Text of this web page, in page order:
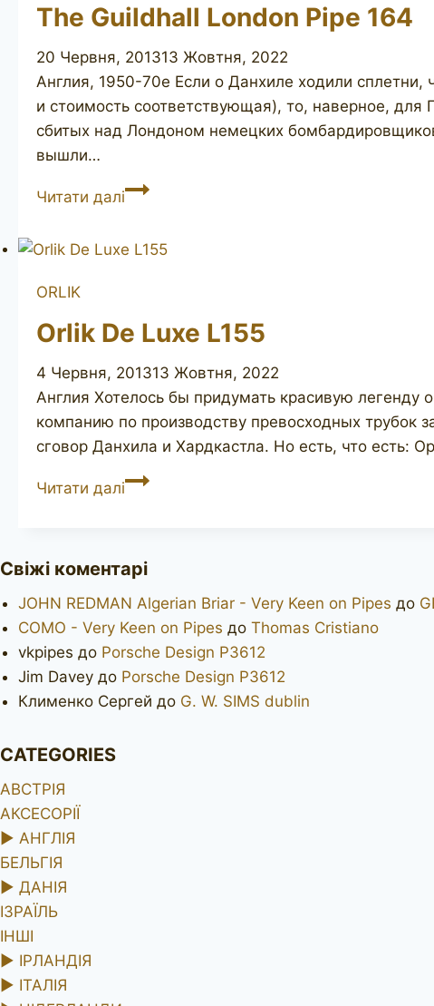
The Guildhall London Pipe 164
20 Червня, 201313 Жовтня, 2022
Англия, 1950-70е Eсли о Данхиле ходили
и стоимость соответствующая), то, наверное,
сбитых над Лондоном немецких
вышли…
Читати даліThe
Pipe
ORLIK
Orlik De Luxe L155
4 Червня, 201313 Жовтня, 2022
Англия Хотелось бы придумать красивую
компанию по производству превосходных трубок
сговор Данхила и Хардкастла. Но есть, что есть:
Читати даліOrlik
Свіжі коментарі
JOHN REDMAN Algerian Briar - Very Keen on Pipes до
COMO - Very Keen on Pipes до Thomas Cristiano
vkpipes до Porsche Design P3612
Jim Davey до Porsche Design P3612
Клименко Сергей до G. W. SIMS dublin
CATEGORIES
АВСТРІЯ
АКСЕСОРІЇ
► АНГЛІЯ
БЕЛЬГІЯ
► ДАНІЯ
ІЗРАЇЛЬ
ІНШІ
► ІРЛАНДІЯ
► ІТАЛІЯ